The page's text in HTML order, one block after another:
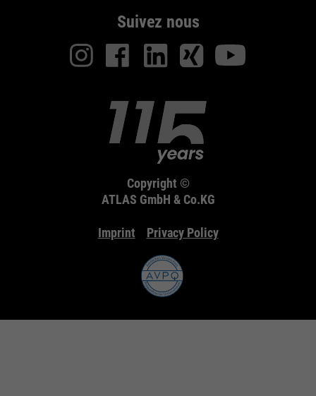
Suivez nous
Copyright ©
ATLAS GmbH & Co.KG
Imprint Privacy Policy